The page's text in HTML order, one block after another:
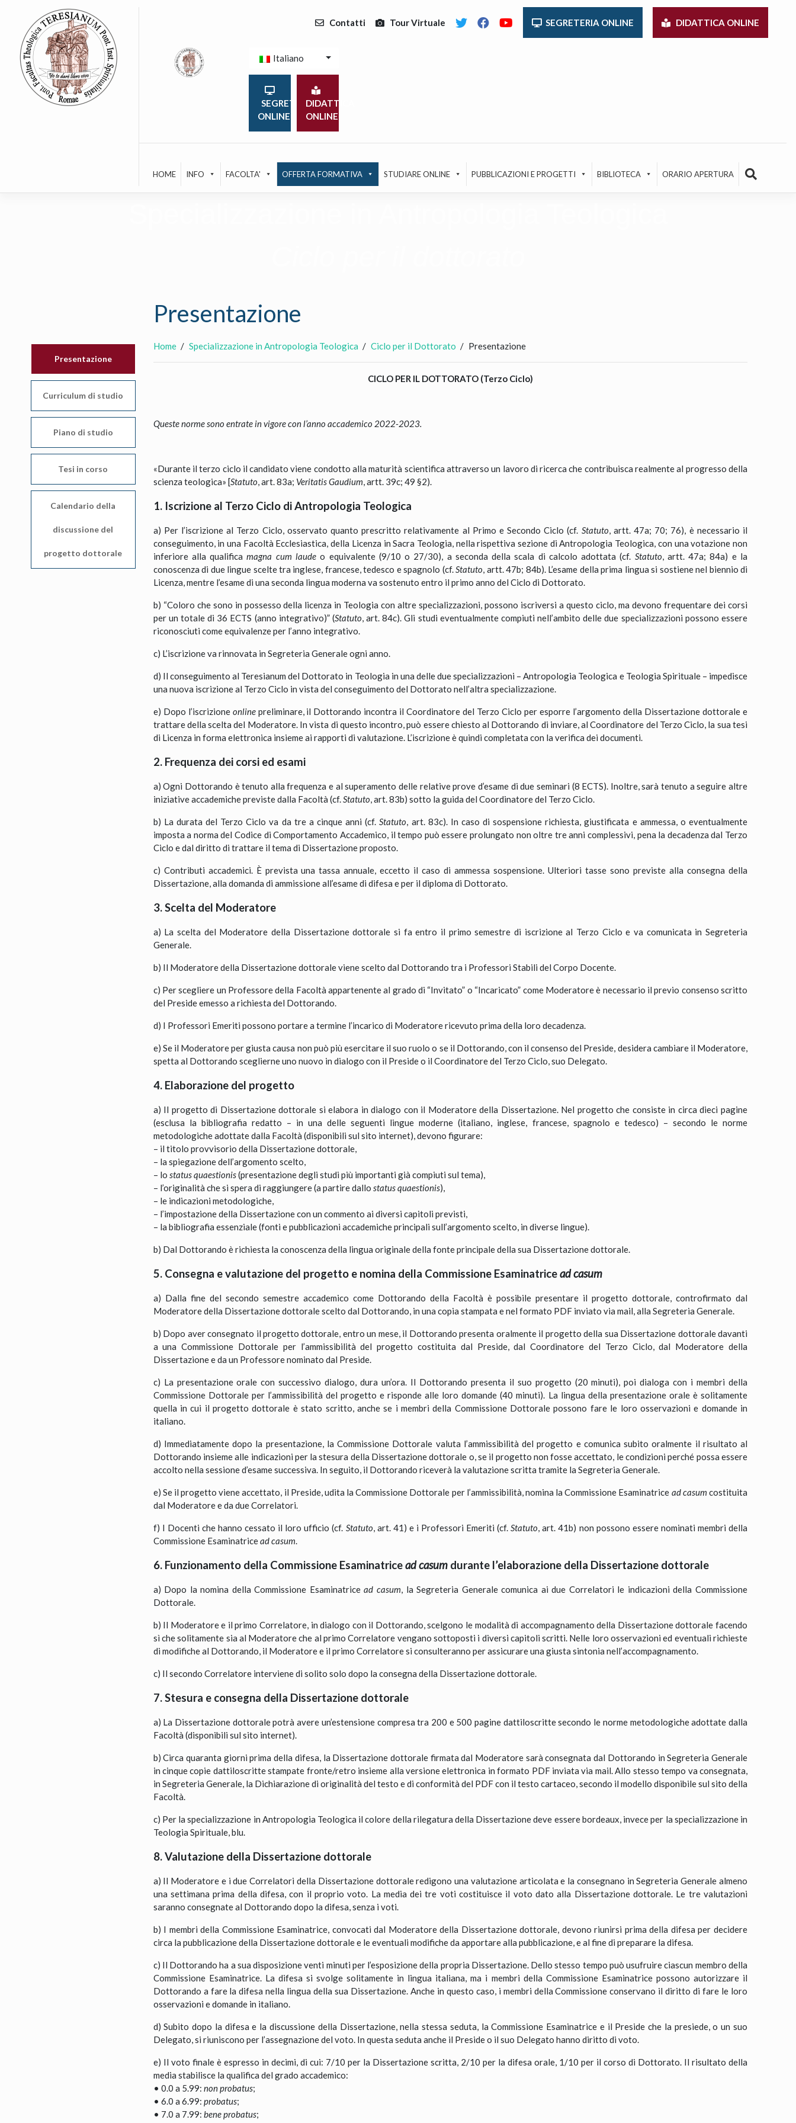
content
Contatti Tour Virtuale SEGRETERIA ONLINE DIDATTICA ONLINE
Italiano
SEGRETERIA
ONLINE
DIDATTICA
ONLINE
HOME INFO FACOLTA' OFFERTA FORMATIVA STUDIARE ONLINE PUBBLICAZIONI E PROGETTI BIBLIOTECA ORARIO APERTURA
Presentazione
Curriculum di studio
Piano di studio
Tesi in corso
Calendario della
discussione del
progetto dottorale
Presentazione
Home Specializzazione in Antropologia Teologica Ciclo per il Dottorato Presentazione
CICLO PER IL DOTTORATO (Terzo Ciclo)
Queste norme sono entrate in vigore con l’anno accademico 2022-2023.
«Durante il terzo ciclo il candidato viene condotto alla maturità scientifica attraverso un lavoro di ricerca che contribuisca realmente al progresso della
scienza teologica» [Statuto , art. 83a; Veritatis Gaudium , artt. 39c; 49 §2).
1. Iscrizione al Terzo Ciclo di Antropologia Teologica
a) Per l’iscrizione al Terzo Ciclo, osservato quanto prescritto relativamente al Primo e Secondo Ciclo (cf. Statuto , artt. 47a; 70; 76), è necessario il
conseguimento, in una Facoltà Ecclesiastica, della Licenza in Sacra Teologia, nella rispettiva sezione di Antropologia Teologica, con una votazione non
inferiore alla qualificamagna cum laudeo equivalente (9/10 o 27/30), a seconda della scala di calcolo adottata (cf. Statuto , artt. 47a; 84a) e la
conoscenza di due lingue scelte tra inglese, francese, tedesco e spagnolo (cf. Statuto , artt. 47b; 84b). L’esame della prima lingua si sostiene nel biennio di
Licenza, mentre l’esame di una seconda lingua moderna va sostenuto entro il primo anno del Ciclo di Dottorato.
b) “Coloro che sono in possesso della licenza in Teologia con altre specializzazioni, possono iscriversi a questo ciclo, ma devono frequentare dei corsi
per un totale di 36 ECTS (anno integrativo)” (Statuto , art. 84c). Gli studi eventualmente compiuti nell’ambito delle due specializzazioni possono essere
riconosciuti come equivalenze per l’anno integrativo.
c) L’iscrizione va rinnovata in Segreteria Generale ogni anno.
d) Il conseguimento al Teresianum del Dottorato in Teologia in una delle due specializzazioni – Antropologia Teologica e Teologia Spirituale – impedisce
una nuova iscrizione al Terzo Ciclo in vista del conseguimento del Dottorato nell’altra specializzazione.
e) Dopo l’iscrizione onlinepreliminare, il Dottorando incontra il Coordinatore del Terzo Ciclo per esporre l’argomento della Dissertazione dottorale e
trattare della scelta del Moderatore. In vista di questo incontro, può essere chiesto al Dottorando di inviare, al Coordinatore del Terzo Ciclo, la sua tesi
di Licenza in forma elettronica insieme ai rapporti di valutazione. L’iscrizione è quindi completata con la verifica dei documenti.
2. Frequenza dei corsi ed esami
a) Ogni Dottorando è tenuto alla frequenza e al superamento delle relative prove d’esame di due seminari (8 ECTS). Inoltre, sarà tenuto a seguire altre
iniziative accademiche previste dalla Facoltà (cf. Statuto , art. 83b) sotto la guida del Coordinatore del Terzo Ciclo.
b) La durata del Terzo Ciclo va da tre a cinque anni (cf. Statuto , art. 83c). In caso di sospensione richiesta, giustificata e ammessa, o eventualmente
imposta a norma del Codice di Comportamento Accademico, il tempo può essere prolungato non oltre tre anni complessivi, pena la decadenza dal Terzo
Ciclo e dal diritto di trattare il tema di Dissertazione proposto.
c) Contributi accademici. È prevista una tassa annuale, eccetto il caso di ammessa sospensione. Ulteriori tasse sono previste alla consegna della
Dissertazione, alla domanda di ammissione all’esame di difesa e per il diploma di Dottorato.
3. Scelta del Moderatore
a) La scelta del Moderatore della Dissertazione dottorale si fa entro il primo semestre di iscrizione al Terzo Ciclo e va comunicata in Segreteria
Generale.
b) Il Moderatore della Dissertazione dottorale viene scelto dal Dottorando tra i Professori Stabili del Corpo Docente.
c) Per scegliere un Professore della Facoltà appartenente al grado di “Invitato” o “Incaricato” come Moderatore è necessario il previo consenso scritto
del Preside emesso a richiesta del Dottorando.
d) I Professori Emeriti possono portare a termine l’incarico di Moderatore ricevuto prima della loro decadenza.
e) Se il Moderatore per giusta causa non può più esercitare il suo ruolo o se il Dottorando, con il consenso del Preside, desidera cambiare il Moderatore,
spetta al Dottorando sceglierne uno nuovo in dialogo con il Preside o il Coordinatore del Terzo Ciclo, suo Delegato.
4. Elaborazione del progetto
a) Il progetto di Dissertazione dottorale si elabora in dialogo con il Moderatore della Dissertazione. Nel progetto che consiste in circa dieci pagine
(esclusa la bibliografia redatto – in una delle seguenti lingue moderne (italiano, inglese, francese, spagnolo e tedesco) – secondo le norme
metodologiche adottate dalla Facoltà (disponibili sul sito internet), devono figurare:
– il titolo provvisorio della Dissertazione dottorale,
– la spiegazione dell’argomento scelto,
– lo status quaestionis(presentazione degli studi più importanti già compiuti sul tema),
– l’originalità che si spera di raggiungere (a partire dallo status quaestionis),
– le indicazioni metodologiche,
– l’impostazione della Dissertazione con un commento ai diversi capitoli previsti,
– la bibliografia essenziale (fonti e pubblicazioni accademiche principali sull’argomento scelto, in diverse lingue).
b) Dal Dottorando è richiesta la conoscenza della lingua originale della fonte principale della sua Dissertazione dottorale.
5. Consegna e valutazione del progetto e nomina della Commissione Esaminatricead casum
a) Dalla fine del secondo semestre accademico come Dottorando della Facoltà è possibile presentare il progetto dottorale, controfirmato dal
Moderatore della Dissertazione dottorale scelto dal Dottorando, in una copia stampata e nel formato PDF inviato via mail, alla Segreteria Generale.
b) Dopo aver consegnato il progetto dottorale, entro un mese, il Dottorando presenta oralmente il progetto della sua Dissertazione dottorale davanti
a una Commissione Dottorale per l’ammissibilità del progetto costituita dal Preside, dal Coordinatore del Terzo Ciclo, dal Moderatore della
Dissertazione e da un Professore nominato dal Preside.
c) La presentazione orale con successivo dialogo, dura un’ora. Il Dottorando presenta il suo progetto (20 minuti), poi dialoga con i membri della
Commissione Dottorale per l’ammissibilità del progetto e risponde alle loro domande (40 minuti). La lingua della presentazione orale è solitamente
quella in cui il progetto dottorale è stato scritto, anche se i membri della Commissione Dottorale possono fare le loro osservazioni e domande in
italiano.
d) Immediatamente dopo la presentazione, la Commissione Dottorale valuta l’ammissibilità del progetto e comunica subito oralmente il risultato al
Dottorando insieme alle indicazioni per la stesura della Dissertazione dottorale o, se il progetto non fosse accettato, le condizioni perché possa essere
accolto nella sessione d’esame successiva. In seguito, il Dottorando riceverà la valutazione scritta tramite la Segreteria Generale.
e) Se il progetto viene accettato, il Preside, udita la Commissione Dottorale per l’ammissibilità, nomina la Commissione Esaminatrice ad casum costituita
dal Moderatore e da due Correlatori.
f) I Docenti che hanno cessato il loro ufficio (cf. Statuto , art. 41) e i Professori Emeriti (cf. Statuto , art. 41b) non possono essere nominati membri della
Commissione Esaminatricead casum
6. Funzionamento della Commissione Esaminatricead casumdurante l’elaborazione della Dissertazione dottorale
a) Dopo la nomina della Commissione Esaminatricead casum , la Segreteria Generale comunica ai due Correlatori le indicazioni della Commissione
Dottorale.
b) Il Moderatore e il primo Correlatore, in dialogo con il Dottorando, scelgono le modalità di accompagnamento della Dissertazione dottorale facendo
sì che solitamente sia al Moderatore che al primo Correlatore vengano sottoposti i diversi capitoli scritti. Nelle loro osservazioni ed eventuali richieste
di modifiche al Dottorando, il Moderatore e il primo Correlatore si consulteranno per assicurare una giusta sintonia nell’accompagnamento.
c) Il secondo Correlatore interviene di solito solo dopo la consegna della Dissertazione dottorale.
7. Stesura e consegna della Dissertazione dottorale
a) La Dissertazione dottorale potrà avere un’estensione compresa tra 200 e 500 pagine dattiloscritte secondo le norme metodologiche adottate dalla
Facoltà (disponibili sul sito internet).
b) Circa quaranta giorni prima della difesa, la Dissertazione dottorale firmata dal Moderatore sarà consegnata dal Dottorando in Segreteria Generale
in cinque copie dattiloscritte stampate fronte/retro insieme alla versione elettronica in formato PDF inviata via mail. Allo stesso tempo va consegnata,
in Segreteria Generale, la Dichiarazione di originalità del testo e di conformità del PDF con il testo cartaceo, secondo il modello disponibile sul sito della
Facoltà.
c) Per la specializzazione in Antropologia Teologica il colore della rilegatura della Dissertazione deve essere bordeaux, invece per la specializzazione in
Teologia Spirituale, blu.
8. Valutazione della Dissertazione dottorale
a) Il Moderatore e i due Correlatori della Dissertazione dottorale redigono una valutazione articolata e la consegnano in Segreteria Generale almeno
una settimana prima della difesa, con il proprio voto. La media dei tre voti costituisce il voto dato alla Dissertazione dottorale. Le tre valutazioni
saranno consegnate al Dottorando dopo la difesa, senza i voti.
b) I membri della Commissione Esaminatrice, convocati dal Moderatore della Dissertazione dottorale, devono riunirsi prima della difesa per decidere
circa la pubblicazione della Dissertazione dottorale e le eventuali modifiche da apportare alla pubblicazione, e al fine di preparare la difesa.
c) Il Dottorando ha a sua disposizione venti minuti per l’esposizione della propria Dissertazione. Dello stesso tempo può usufruire ciascun membro della
Commissione Esaminatrice. La difesa si svolge solitamente in lingua italiana, ma i membri della Commissione Esaminatrice possono autorizzare il
Dottorando a fare la difesa nella lingua della sua Dissertazione. Anche in questo caso, i membri della Commissione conservano il diritto di fare le loro
osservazioni e domande in italiano.
d) Subito dopo la difesa e la discussione della Dissertazione, nella stessa seduta, la Commissione Esaminatrice e il Preside che la presiede, o un suo
Delegato, si riuniscono per l’assegnazione del voto. In questa seduta anche il Preside o il suo Delegato hanno diritto di voto.
e) Il voto finale è espresso in decimi, di cui: 7/10 per la Dissertazione scritta, 2/10 per la difesa orale, 1/10 per il corso di Dottorato. Il risultato della
media stabilisce la qualifica del grado accademico:
• 0.0 a 5.99: non probatus;
• 6.0 a 6.99: probatus;
• 7.0 a 7.99: bene probatus;